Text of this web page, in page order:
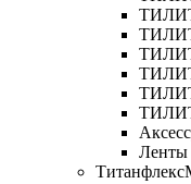
Титанфлекс